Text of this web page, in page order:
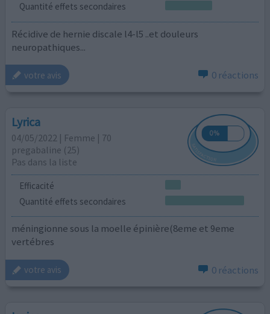
Quantité effets secondaires
Récidive de hernie discale l4-l5 ..et douleurs
neuropathiques...
votre avis 0 réactions
Lyrica
04/05/2022 | Femme | 70
pregabaline (25)
Pas dans la liste
Efficacité
Quantité effets secondaires
méningionne sous la moelle épinière(8eme et 9eme
vertébres
votre avis 0 réactions